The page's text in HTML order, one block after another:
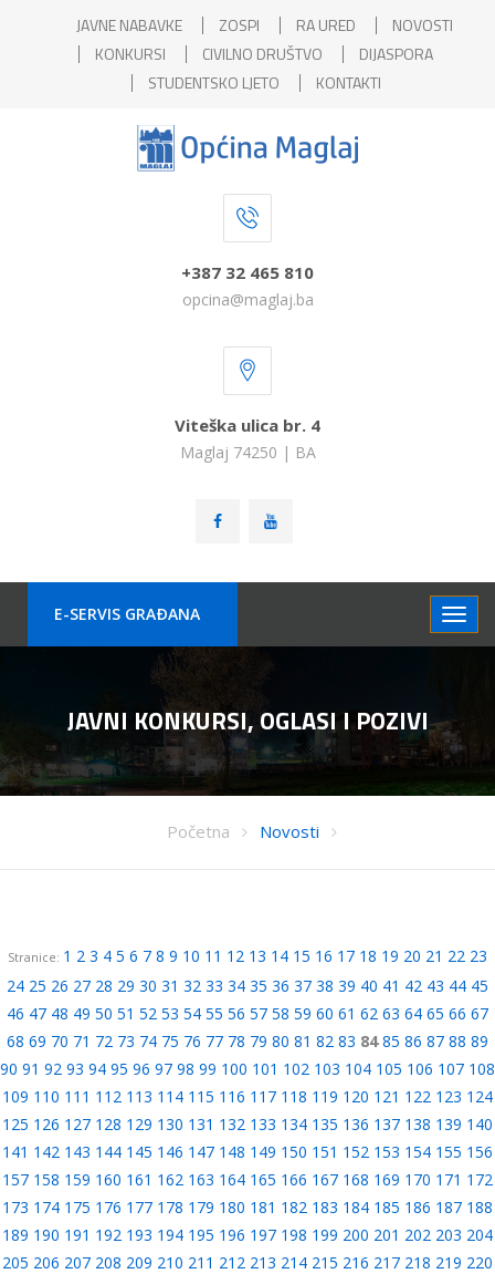
JAVNE NABAVKE ZOSPI RA URED
NOVOSTI
KONKURSI
CIVILNO DRUŠTVO
DIJASPORA
STUDENTSKO LJETO
KONTAKTI
+387 32 465 810
opcina@maglaj.ba
Viteška ulica br. 4
Maglaj 74250 | BA
E-SERVIS GRAÐANA
JAVNI KONKURSI, OGLASI I POZIVI
Početna Novosti
Stranice: 1 2 3 4 5 6 7 8 9 10 11 12 13 14 15 16 17 18 19 20 21 22 23
24 25 26 27 28 29 30 31 32 33 34 35 36 37 38 39 40 41 42 43 44 45
46 47 48 49 50 51 52 53 54 55 56 57 58 59 60 61 62 63 64 65 66 67
68 69 70 71 72 73 74 75 76 77 78 79 80 81 82 83 84 85 86 87 88 89
90 91 92 93 94 95 96 97 98 99 100 101 102 103 104 105 106 107 108
109 110 111 112 113 114 115 116 117 118 119 120 121 122 123 124
125 126 127 128 129 130 131 132 133 134 135 136 137 138 139 140
141 142 143 144 145 146 147 148 149 150 151 152 153 154 155 156
157 158 159 160 161 162 163 164 165 166 167 168 169 170 171 172
173 174 175 176 177 178 179 180 181 182 183 184 185 186 187 188
189 190 191 192 193 194 195 196 197 198 199 200 201 202 203 204
205 206 207 208 209 210 211 212 213 214 215 216 217 218 219 220